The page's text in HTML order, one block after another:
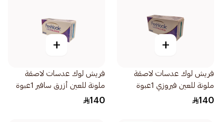
+
فريش لوك عدسات لاصقة
ملونة للعين فيروزي 1عبوة
140
+
فريش لوك عدسات لاصقة
ملونة للعين أزرق سافير 1عبوة
140